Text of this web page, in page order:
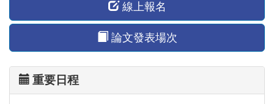
線上報名
論文發表場次
重要日程